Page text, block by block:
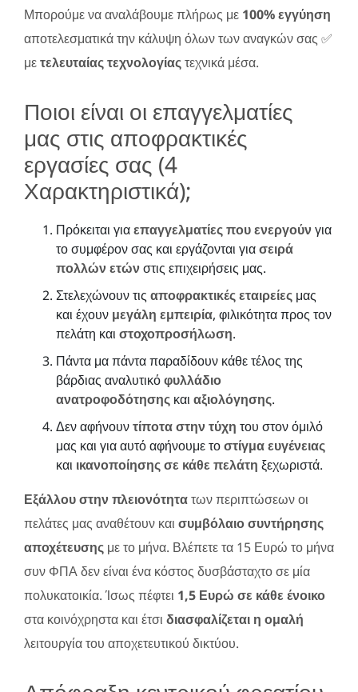
Μπορούμε να αναλάβουμε πλήρως με 100% εγγύηση
αποτελεσματικά την κάλυψη όλων των αναγκών σας ✅
μετελευταίας τεχνολογίαςτεχνικά μέσα.
Ποιοι είναι οι επαγγελματίες
μας στις αποφρακτικές
εργασίες σας (4
Χαρακτηριστικά);
Πρόκειται γιαεπαγγελματίες που ενεργούνγια
το συμφέρον σας και εργάζονται γιασειρά
πολλών ετώνστις επιχειρήσεις μας.
Στελεχώνουν τις αποφρακτικές εταιρείες μας
και έχουν μεγάλη εμπειρία, φιλικότητα προς τον
πελάτη και στοχοπροσήλωση.
Πάντα μα πάντα παραδίδουν κάθε τέλος της
βάρδιας αναλυτικόφυλλάδιο
ανατροφοδότησης και αξιολόγησης.
Δεν αφήνουντίποτα στην τύχη του στον όμιλό
μας και για αυτό αφήνουμε τοστίγμα ευγένειας
και ικανοποίησης σε κάθε πελάτη ξεχωριστά.
Εξάλλου στην πλειονότητατων περιπτώσεων οι
πελάτες μας αναθέτουν και συμβόλαιο συντήρησης
αποχέτευσης με το μήνα. Βλέπετε τα 15 Ευρώ το μήνα
συν ΦΠΑ δεν είναι ένα κόστος δυσβάσταχτο σε μία
πολυκατοικία. Ίσως πέφτει 1,5 Ευρώ σε κάθε ένοικο
στα κοινόχρηστα και έτσι διασφαλίζεται η ομαλή
λειτουργία του αποχετευτικού δικτύου.